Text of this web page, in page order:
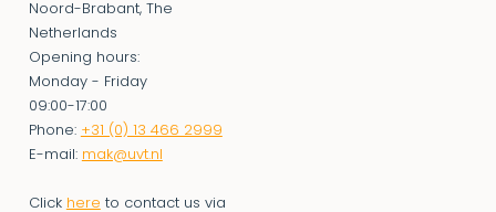
Noord-Brabant, The
Netherlands
Opening hours:
Monday - Friday
09:00-17:00
Phone: +31 (0) 13 466 2999
E-mail: mak@uvt.nl
Click here to contact us via